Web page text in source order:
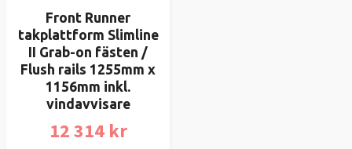
Front Runner
takplattform Slimline
II Grab-on fästen /
Flush rails 1255mm x
1156mm inkl.
vindavvisare
12 314 kr